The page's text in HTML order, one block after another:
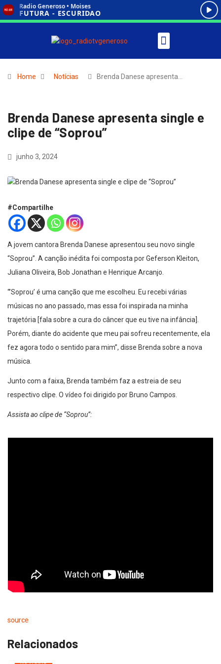
Home Notícias Brenda Danese apresenta…
Brenda Danese apresenta single e
clipe de “Soprou”
junho 3, 2024
#Compartilhe
A jovem cantora Brenda Danese apresentou seu novo single
“Soprou”. A canção inédita foi composta por Geferson Kleiton,
Juliana Oliveira, Bob Jonathan e Henrique Arcanjo.
“’Soprou’ é uma canção que me escolheu. Eu recebi várias
músicas no ano passado, mas essa foi inspirada na minha
trajetória [fala sobre a cura do câncer que eu tive na infância].
Porém, diante do acidente que meu pai sofreu recentemente, ela
fez agora todo o sentido para mim”, disse Brenda sobre a nova
música.
Junto com a faixa, Brenda também faz a estreia de seu
respectivo clipe. O vídeo foi dirigido por Bruno Campos.
Assista ao clipe de “Soprou”:
source
Relacionados
NOTÍCIAS